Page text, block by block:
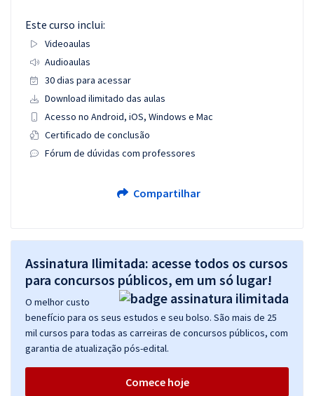
Este curso inclui:
Videoaulas
Audioaulas
30 dias para acessar
Download ilimitado das aulas
Acesso no Android, iOS, Windows e Mac
Certificado de conclusão
Fórum de dúvidas com professores
Compartilhar
Assinatura Ilimitada: acesse todos os cursos
para concursos públicos, em um só lugar!
O melhor custo
benefício para os seus estudos e seu bolso. São mais de 25
mil cursos para todas as carreiras de concursos públicos, com
garantia de atualização pós-edital.
Comece hoje